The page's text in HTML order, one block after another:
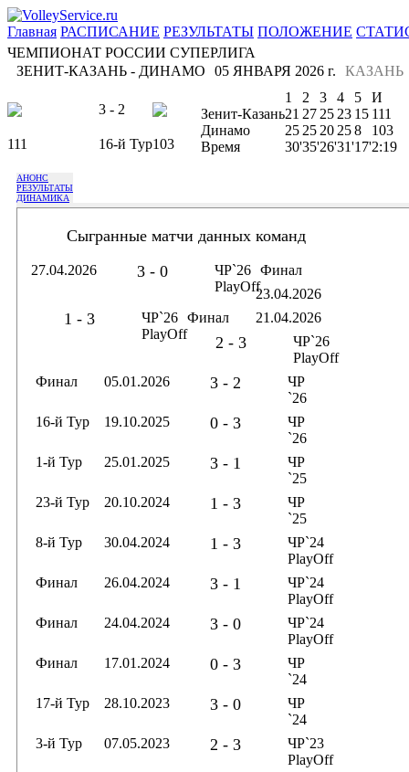
Главная РАСПИСАНИЕ РЕЗУЛЬТАТЫ ПОЛОЖЕНИЕ
ЧЕМПИОНАТ РОССИИ СУПЕРЛИГА
ЗЕНИТ-КАЗАНЬ - ДИНАМО
КАЗАНЬ
05 ЯНВАРЯ 2026 г.
3 - 2
111 16-й Тур103
1 2 3 4 5
И
Зенит-Казань21 27 25 23 15 111
Динамо
25 25 20 258
103
Время
30'35'26'31'17'2:19
АНОНС
РЕЗУЛЬТАТЫ
ДИНАМИКА
Сыгранные матчи данных команд
27.04.2026 3 - 0
ЧР`26
PlayOff
Финал
23.04.2026
1 - 3
ЧР`26
PlayOff
Финал 21.04.2026
2 - 3
ЧР`26
PlayOff
Финал
05.01.2026 3 - 2
ЧР
`26
16-й Тур
19.10.2025 0 - 3
ЧР
`26
1-й Тур
25.01.2025 3 - 1
ЧР
`25
23-й Тур
20.10.2024 1 - 3
ЧР
`25
8-й Тур
30.04.2024 1 - 3
ЧР`24
PlayOff
Финал
26.04.2024 3 - 1
ЧР`24
PlayOff
Финал
24.04.2024 3 - 0
ЧР`24
PlayOff
Финал
17.01.2024 0 - 3
ЧР
`24
17-й Тур
28.10.2023 3 - 0
ЧР
`24
3-й Тур
07.05.2023 2 - 3
ЧР`23
PlayOff